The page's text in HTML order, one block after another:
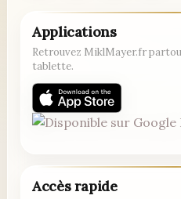
Applications
Retrouvez MiklMayer.fr
tablette.
Accès rapide